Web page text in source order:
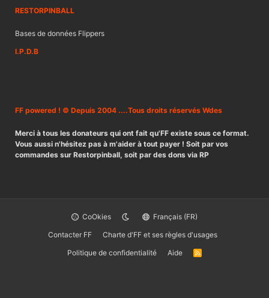
RESTORPINBALL
Bases de données Flippers
I.P.D.B
FF powered ! © Depuis 2004 ....Tous droits réservés Wdes
Merci à tous les donateurs qui ont fait qu'FF existe sous ce format.
Vous aussi n'hésitez pas à m'aider à tout payer ! Soit par vos
commandes sur Restorpinball, soit par des dons via RP
CoOkies
Français (FR)
Contacter FF
Charte d'FF et ses règles d'usages
Politique de confidentialité
Aide
R